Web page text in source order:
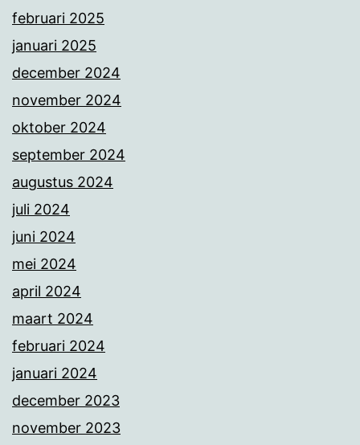
februari 2025
januari 2025
december 2024
november 2024
oktober 2024
september 2024
augustus 2024
juli 2024
juni 2024
mei 2024
april 2024
maart 2024
februari 2024
januari 2024
december 2023
november 2023